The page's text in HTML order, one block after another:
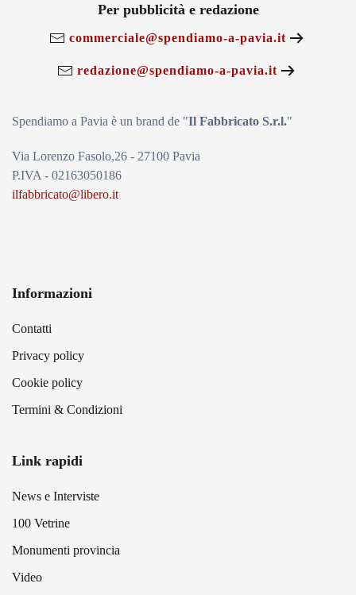
Per pubblicità e redazione
commerciale@spendiamo-a-pavia.it
redazione@spendiamo-a-pavia.it
Spendiamo a Pavia è un brand de "Il Fabbricato S.r.l."
Via Lorenzo Fasolo,26 - 27100 Pavia
P.IVA - 02163050186
ilfabbricato@libero.it
Informazioni
Contatti
Privacy policy
Cookie policy
Termini & Condizioni
Link rapidi
News e Interviste
100 Vetrine
Monumenti provincia
Video